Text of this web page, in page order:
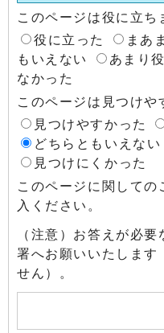
このページは役に立ち
役に立った
まあ
もいえない
あまり
なかった
このページは見つけや
見つけやすかった
どちらともいえない
見つけにくかった
このページに関して
入ください。
（注意）お答えが必
署へお願いいたします
せん）。